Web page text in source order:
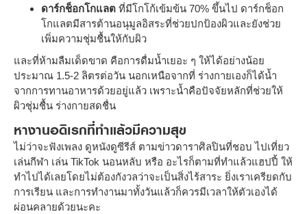
ดาร์กช็อกโกแลต ที่มีโกโก้เข้มข้น 70% ขึ้นไป ดาร์กช็อก
โกแลตมีสารต้านอนุมูลอิสระที่ช่วยปกป้องผิวและยังช่วย
เพิ่มความชุ่มชื้นให้กับผิว
และที่ห้ามลืมเด็ดขาด คือการดื่มน้ำเยอะ ๆ ให้ได้อย่างน้อย
ประมาณ 1.5-2 ลิตรต่อวัน นอกเหนือจากที่ ร่างกายเองก็ได้น้ำ
จากการทานอาหารด้วยอยู่แล้ว เพราะน้ำคือปัจจัยหลักที่ช่วยให้
ผิวชุ่มชื้น ร่างกายสดชื่น
หางานอดิเรกที่ทำแล้วมีความสุข
ไม่ว่าจะฟังเพลง ดูหนังดูซีรีส์ ตามข่าวดาราศิลปินที่ชอบ ไปเที่ยว
เล่นกีฬา เล่น TikTok นอนหลับ หรือ อะไรก็ตามที่ทำแล้วแฮปปี้ ให้
ทำไปได้เลยโดยไม่ต้องกังวลว่าจะเป็นสิ่งไร้สาระ ยิ่งเราเครียดกับ
การเรียน และการทำงานมาทั้งวันแล้วก็ควรมีเวลาให้ตัวเองได้
ผ่อนคลายด้วยนะคะ